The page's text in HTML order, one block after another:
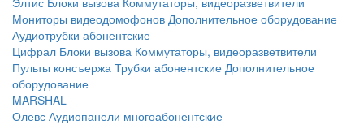
Мониторы видеодомофонов Дополнительное оборудование
Аудиотрубки абонентские
Цифрал Блоки вызова Коммутаторы, видеоразветвители
Пульты консъержа Трубки абонентские Дополнительное
оборудование
MARSHAL
Олевс Аудиопанели многоабонентские